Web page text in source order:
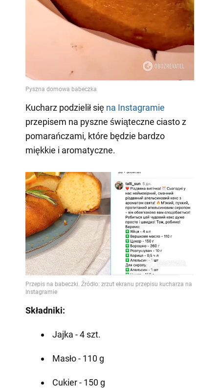
Kucharz podzielił się na Instagramie
przepisem na pyszne świąteczne ciasto z
pomarańczami, które będzie bardzo
miękkie i aromatyczne.
Składniki:
Jajka - 4 szt.
Masło - 110 g
Cukier - 150 g